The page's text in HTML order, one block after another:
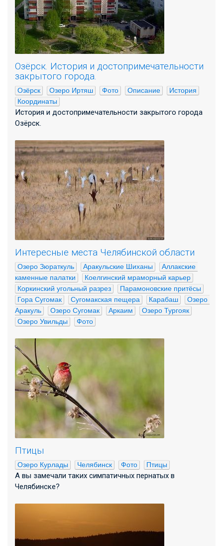
Озёрск. История и достопримечательности
закрытого города.
Озёрск Озеро Иртяш Фото Описание
История
Координаты
История и достопримечательности закрытого города
Озёрск.
Интересные места Челябинской области
Озеро Зюраткуль Аракульские Шиханы
Аллакские
каменные палатки
Коелгинский мраморный карьер
Коркинский угольный разрез
Парамоновские притёсы
Гора Сугомак
Сугомакская пещера Карабаш
Озеро
Аракуль
Озеро Сугомак Аркаим
Озеро Тургояк
Озеро Увильды
Фото
Птицы
Озеро Курлады Челябинск Фото Птицы
А вы замечали таких симпатичных пернатых в
Челябинске?